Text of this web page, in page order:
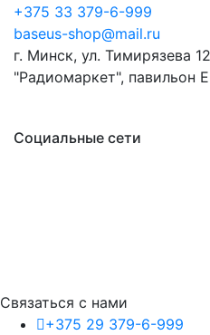
+375 33 379-6-999
baseus-shop@mail.ru
г. Минск, ул. Тимирязева
"Радиомаркет", павильон
Социальные сети
Связаться с нами
+375 29 379-6-999